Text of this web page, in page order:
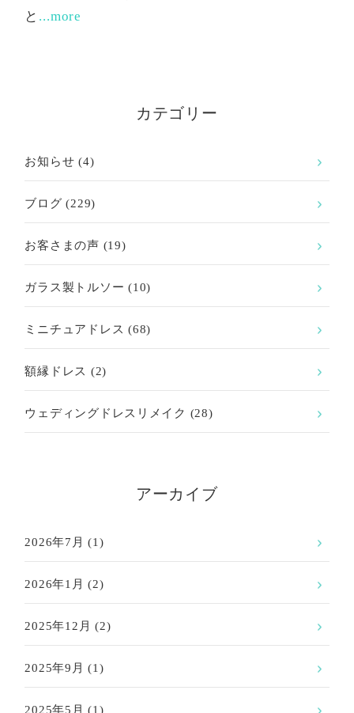
と ...more
カテゴリー
お知らせ (4)
ブログ (229)
お客さまの声 (19)
ガラス製トルソー (10)
ミニチュアドレス (68)
額縁ドレス (2)
ウェディングドレスリメイク (28)
アーカイブ
2026年7月 (1)
2026年1月 (2)
2025年12月 (2)
2025年9月 (1)
2025年5月 (1)